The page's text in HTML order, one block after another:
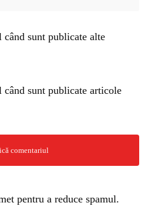
sunt publicate alte
sunt publicate articole
pentru a reduce spamul.